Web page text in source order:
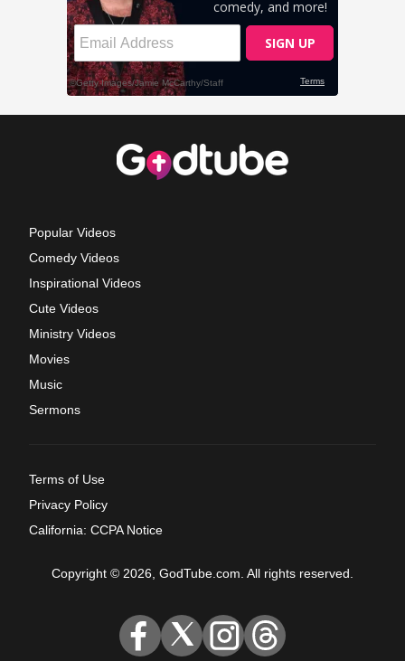
Popular Videos
Comedy Videos
Inspirational Videos
Cute Videos
Ministry Videos
Movies
Music
Sermons
Terms of Use
Privacy Policy
California: CCPA Notice
Copyright © 2026, GodTube.com. All rights reserved.